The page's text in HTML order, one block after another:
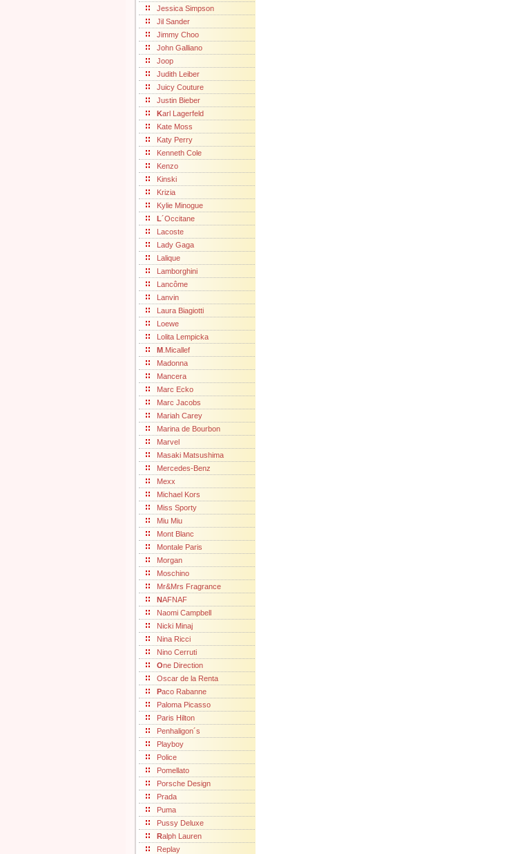
Jessica Simpson
Jil Sander
Jimmy Choo
John Galliano
Joop
Judith Leiber
Juicy Couture
Justin Bieber
Karl Lagerfeld
Kate Moss
Katy Perry
Kenneth Cole
Kenzo
Kinski
Krizia
Kylie Minogue
L´Occitane
Lacoste
Lady Gaga
Lalique
Lamborghini
Lancôme
Lanvin
Laura Biagiotti
Loewe
Lolita Lempicka
M .Micallef
Madonna
Mancera
Marc Ecko
Marc Jacobs
Mariah Carey
Marina de Bourbon
Marvel
Masaki Matsushima
Mercedes-Benz
Mexx
Michael Kors
Miss Sporty
Miu Miu
Mont Blanc
Montale Paris
Morgan
Moschino
Mr&Mrs Fragrance
NAFNAF
Naomi Campbell
Nicki Minaj
Nina Ricci
Nino Cerruti
One Direction
Oscar de la Renta
Paco Rabanne
Paloma Picasso
Paris Hilton
Penhaligon´s
Playboy
Police
Pomellato
Porsche Design
Prada
Puma
Pussy Deluxe
Ralph Lauren
Replay